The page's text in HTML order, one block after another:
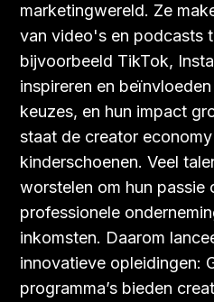
marketingwereld. Ze
van video's en podcasts
bijvoorbeeld TikTok,
inspireren en
keuzes, en hun impact
staat de creator
kinderschoenen. Veel
worstelen om hun passie
professionele
inkomsten. Daarom
innovatieve opleidingen:
programma’s bieden